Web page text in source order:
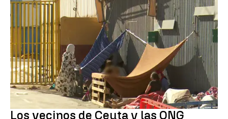
Ceuta
Los vecinos de Ceuta y las ONG